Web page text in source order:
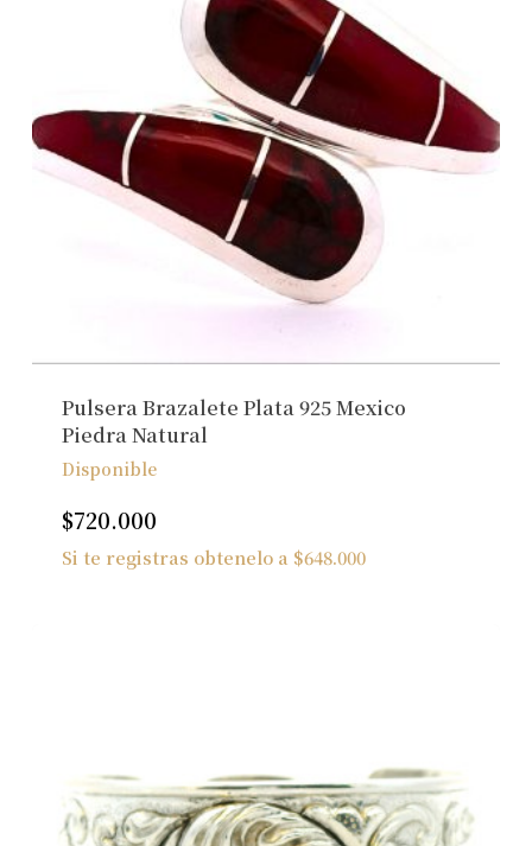
Pulsera Brazalete Plata 925 Mexico
Piedra Natural
Disponible
$720.000
Si te registras obtenelo a $648.000